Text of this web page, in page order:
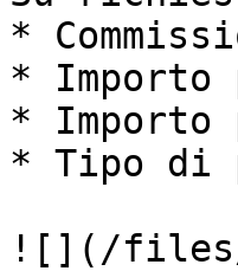
*
* Importo
* Importo
* Tipo di
![](/files/